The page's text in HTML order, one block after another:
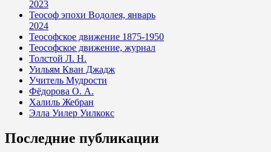
2023
Теософ эпохи Водолея, январь
2024
Теософское движение 1875-1950
Теософское движение, журнал
Толстой Л. Н.
Уильям Кван Джадж
Учитель Мудрости
Фёдорова О. А.
Халиль Жебран
Элла Уилер Уилкокс
Последние публикации